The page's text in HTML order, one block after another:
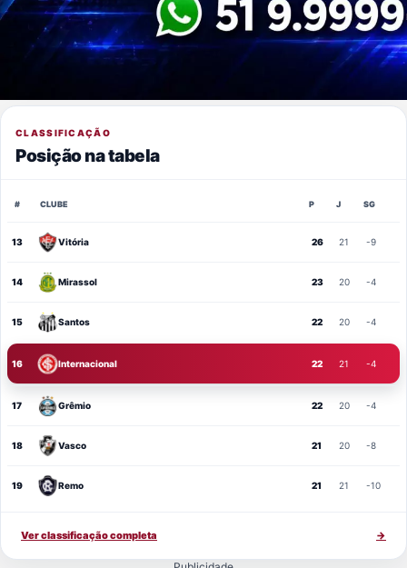
CLASSIFICAÇÃO
Posição na tabela
# CLUBE P J SG
13 Vitória 26 21 -9
14 Mirassol 23 20 -4
15 Santos 22 20 -4
16 Internacional 22 21 -4
17 Grêmio 22 20 -4
18 Vasco 21 20 -8
19 Remo 21 21 -10
Ver classificação completa →